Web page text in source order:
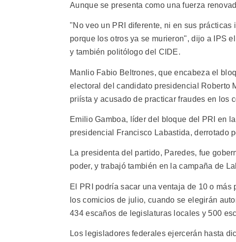
Aunque se presenta como una fuerza
"No veo un PRI diferente, ni en sus
porque los otros ya se murieron", dijo a IPS
y también politólogo del CIDE.
Manlio Fabio Beltrones, que encabeza el
electoral del candidato presidencial Roberto
priísta y acusado de practicar fraudes en los
Emilio Gamboa, líder del bloque del PRI en
presidencial Francisco Labastida, derrotado
La presidenta del partido, Paredes, fue
poder, y trabajó también en la campaña de
El PRI podría sacar una ventaja de 10 o
los comicios de julio, cuando se elegirán
434 escaños de legislaturas locales y 500
Los legisladores federales ejercerán hasta